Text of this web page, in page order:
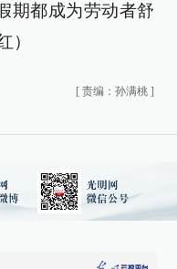
期都成为劳动者舒
）
[ 责编：孙满桃 ]